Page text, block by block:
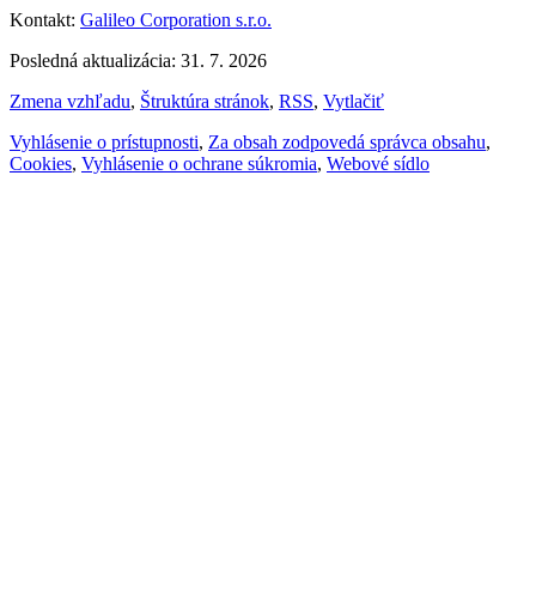
Kontakt: Galileo Corporation s.r.o.
Posledná aktualizácia: 31. 7. 2026
Zmena vzhľadu, Štruktúra stránok, RSS, Vytlačiť
Vyhlásenie o prístupnosti, Za obsah zodpovedá správca obsahu,
Cookies, Vyhlásenie o ochrane súkromia, Webové sídlo